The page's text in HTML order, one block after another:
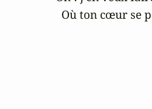
Où ton cœur se